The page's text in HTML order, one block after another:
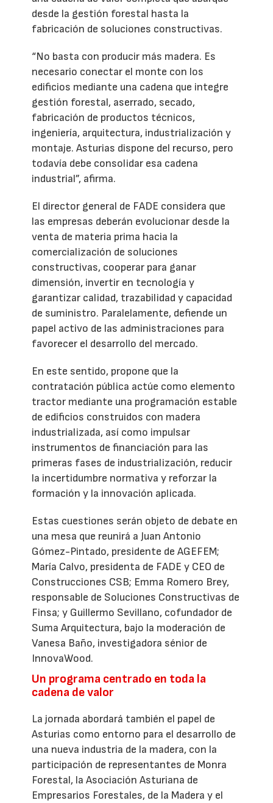
desde la gestión forestal hasta la
fabricación de soluciones constructivas.
“No basta con producir más madera. Es
necesario conectar el monte con los
edificios mediante una cadena que integre
gestión forestal, aserrado, secado,
fabricación de productos técnicos,
ingeniería, arquitectura, industrialización y
montaje. Asturias dispone del recurso, pero
todavía debe consolidar esa cadena
industrial”, afirma.
El director general de FADE considera que
las empresas deberán evolucionar desde la
venta de materia prima hacia la
comercialización de soluciones
constructivas, cooperar para ganar
dimensión, invertir en tecnología y
garantizar calidad, trazabilidad y capacidad
de suministro. Paralelamente, defiende un
papel activo de las administraciones para
favorecer el desarrollo del mercado.
En este sentido, propone que la
contratación pública actúe como elemento
tractor mediante una programación estable
de edificios construidos con madera
industrializada, así como impulsar
instrumentos de financiación para las
primeras fases de industrialización, reducir
la incertidumbre normativa y reforzar la
formación y la innovación aplicada.
Estas cuestiones serán objeto de debate en
una mesa que reunirá a Juan Antonio
Gómez-Pintado, presidente de AGEFEM;
María Calvo, presidenta de FADE y CEO de
Construcciones CSB; Emma Romero Brey,
responsable de Soluciones Constructivas de
Finsa; y Guillermo Sevillano, cofundador de
Suma Arquitectura, bajo la moderación de
Vanesa Baño, investigadora sénior de
InnovaWood.
Un programa centrado en toda la
cadena de valor
La jornada abordará también el papel de
Asturias como entorno para el desarrollo de
una nueva industria de la madera, con la
participación de representantes de Monra
Forestal, la Asociación Asturiana de
Empresarios Forestales, de la Madera y el